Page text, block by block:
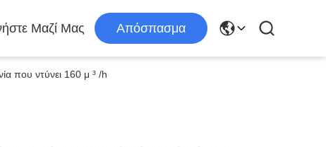
Μαζί Μας Απόσπασμα
που ντύνει 160 μ ³ /h